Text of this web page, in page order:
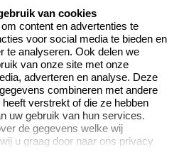
Veel gestelde vragen
Retourneren
Herroepingsrecht
van cookies
content en advertenties te
voor social media te bieden en
te analyseren. Ook delen we
van onze site met onze
adverteren en analyse. Deze
combineren met andere
verstrekt of die ze hebben
uw gebruik van hun services.
de gegevens welke wij
u graag door naar ons privacy